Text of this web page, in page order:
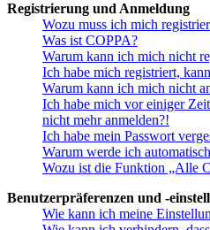
Registrierung und Anmeldung
Wozu muss ich mich
Was ist COPPA?
Warum kann ich mich nicht
Ich habe mich registriert,
Warum kann ich mich nicht
Ich habe mich vor einiger
nicht mehr anmelden?!
Ich habe mein Passwort
Warum werde ich
Wozu ist die Funktion „Alle
Benutzerpräferenzen und -
Wie kann ich meine